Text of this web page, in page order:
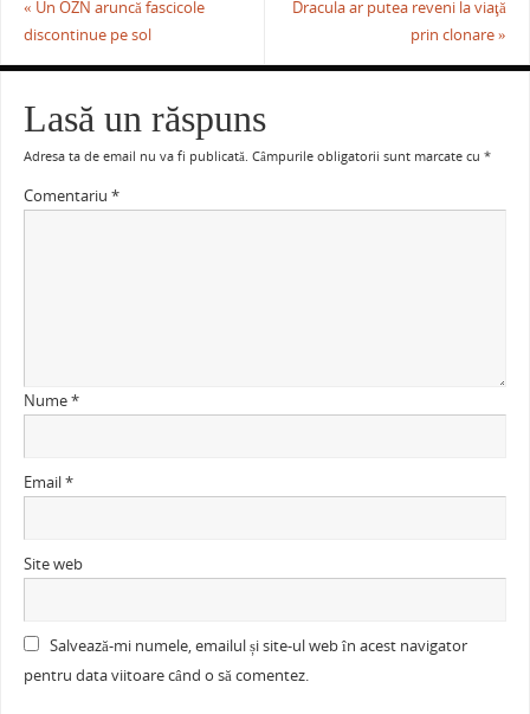
« Un OZN aruncă fascicole
discontinue pe sol
Dracula ar putea reveni la viaţă
prin clonare»
Lasă un răspuns
Adresa ta de email nu va fi publicată. Câmpurile obligatorii sunt marcate cu *
Comentariu *
Nume*
Email*
Site web
Salvează-mi numele, emailul și site-ul web în acest navigator
pentru data viitoare când o să comentez.